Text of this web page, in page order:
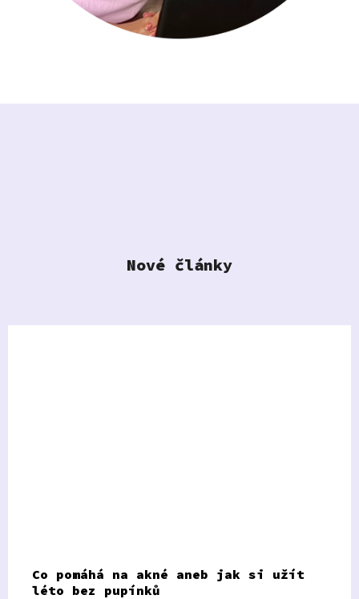
Nové články
Co pomáhá na akné aneb jak si užít
léto bez pupínků